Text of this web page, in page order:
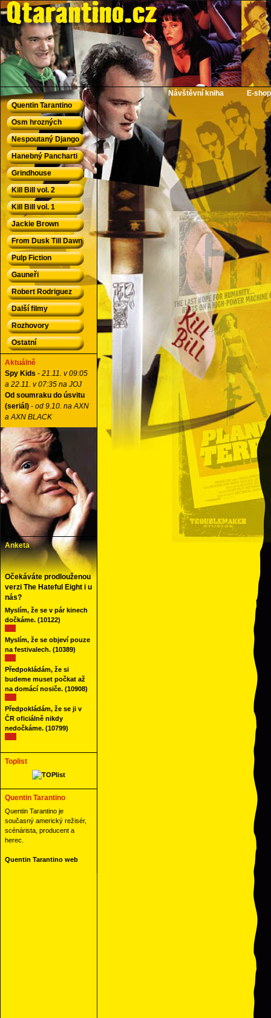
QTarantino.cz - Quentin Tarantino
Návštěvní kniha
E-shop
Quentin Tarantino
Osm hrozných
Nespoutaný Django
Hanebný Pancharti
Grindhouse
Kill Bill vol. 2
Kill Bill vol. 1
Jackie Brown
From Dusk Till Dawn
Pulp Fiction
Gauneři
Robert Rodriguez
Další filmy
Rozhovory
Ostatní
Aktuálně
Spy Kids - 21.11. v 09:05
a 22.11. v 07:35 na JOJ
Od soumraku do úsvitu
(seriál) - od 9.10. na AXN
a AXN BLACK
Anketa
Očekáváte prodlouženou
verzi The Hateful Eight i u
nás?
Myslím, že se v pár kinech
dočkáme. (10122)
Myslím, že se objeví pouze
na festivalech. (10389)
Předpokládám, že si
budeme muset počkat až
na domácí nosiče. (10908)
Předpokládám, že se ji v
ČR oficiálně nikdy
nedočkáme. (10799)
Toplist
Quentin Tarantino
Quentin Tarantino je
současný americký režisér,
scénárista, producent a
herec.
Quentin Tarantino web